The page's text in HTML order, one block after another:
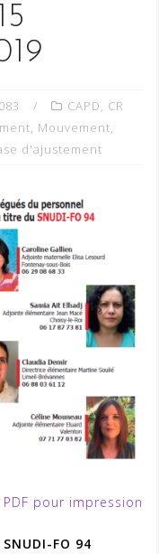
CAPD, CR
, Mouvement,
d'ajustement
pour impression
FO 94